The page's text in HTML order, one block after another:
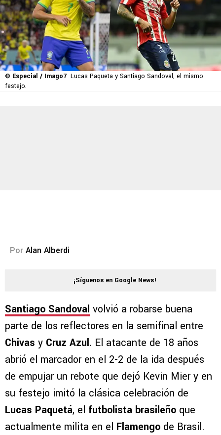
© Especial / Imago7 Lucas Paqueta y Santiago Sandoval, el mismo
festejo.
Por Alan Alberdi
¡Síguenos en Google News!
Santiago Sandoval volvió a robarse buena
parte de los reflectores en la semifinal entre
Chivas y Cruz Azul. El atacante de 18 años
abrió el marcador en el 2-2 de la ida después
de empujar un rebote que dejó Kevin Mier y en
su festejo imitó la clásica celebración de
Lucas Paquetá, el futbolista brasileño que
actualmente milita en el Flamengo de Brasil.